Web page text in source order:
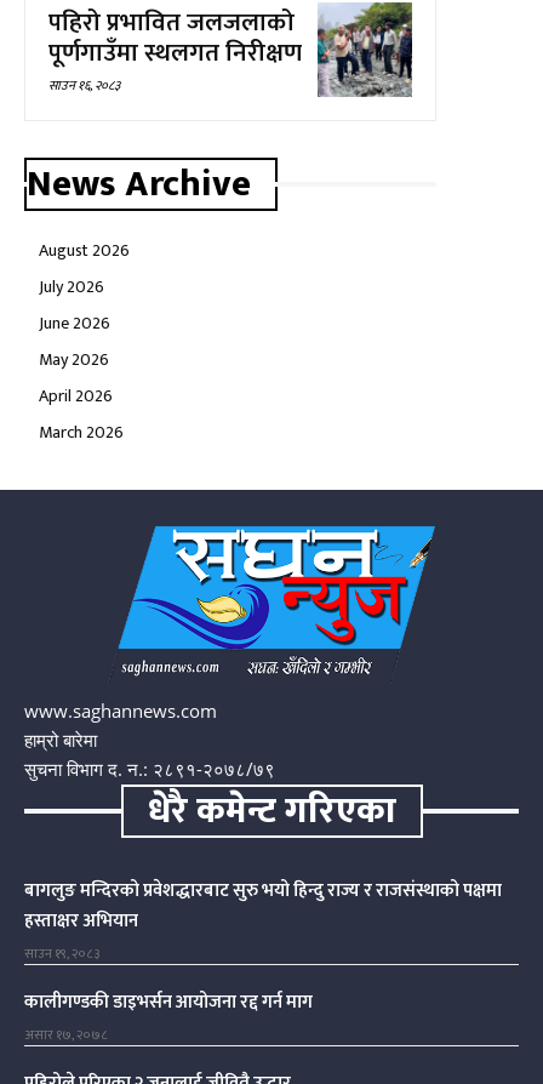
पहिरो प्रभावित जलजलाको
पूर्णगाउँमा स्थलगत निरीक्षण
साउन १६, २०८३
News Archive
August 2026
July 2026
June 2026
May 2026
April 2026
March 2026
www.saghannews.com
हाम्रो बारेमा
सुचना विभाग द. न.: २८९१-२०७८/७९
धेरै कमेन्ट गरिएका
बागलुङ मन्दिरको प्रवेशद्धारबाट सुरु भयो हिन्दु राज्य र राजसंस्थाको पक्षमा
हस्ताक्षर अभियान
साउन १९, २०८३
कालीगण्डकी डाइभर्सन आयोजना रद्द गर्न माग
असार १७, २०७८